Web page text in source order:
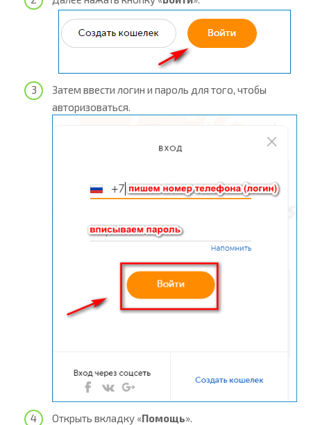
Затем ввести логин и пароль для того, чтобы
авторизоваться.
Открыть вкладку «Помощь».